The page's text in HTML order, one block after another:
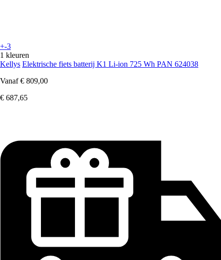
+-3
1 kleuren
Kellys Elektrische fiets batterij K1 Li-ion 725 Wh PAN 624038
Vanaf € 809,00
€ 687,65